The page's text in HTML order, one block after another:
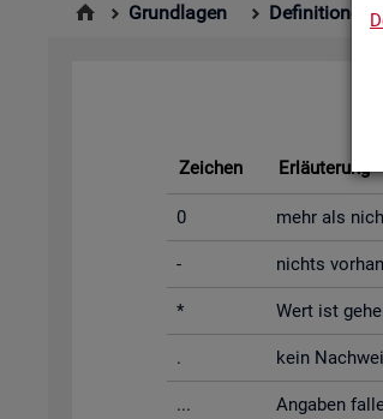
Grundlagen Definitionen
Zei­chen Er­läu­te­rung
0 mehr als
- nichts
* Wert ist
. kein
... An­ga­ben